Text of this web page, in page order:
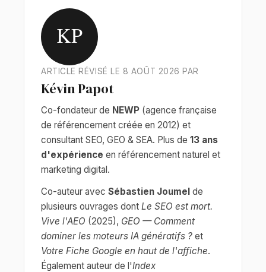
KP
ARTICLE RÉVISÉ LE 8 AOÛT 2026 PAR
Kévin Papot
Co-fondateur de NEWP (agence française
de référencement créée en 2012) et
consultant SEO, GEO & SEA. Plus de 13 ans
d'expérience en référencement naturel et
marketing digital.
Co-auteur avec Sébastien Joumel de
plusieurs ouvrages dont Le SEO est mort.
Vive l'AEO (2025), GEO — Comment
dominer les moteurs IA génératifs ? et
Votre Fiche Google en haut de l'affiche.
Également auteur de l'Index